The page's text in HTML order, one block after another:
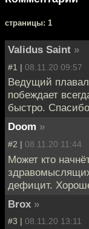
cтраницы: 1
Validus Saint »
#1 | 08.11.20 09:57
Ведущий
побеждает
быстро.
Doom »
#2 | 08.11.20 11:44
Может кто
дефицит.
Brox »
#3 | 08.11.20 13:11